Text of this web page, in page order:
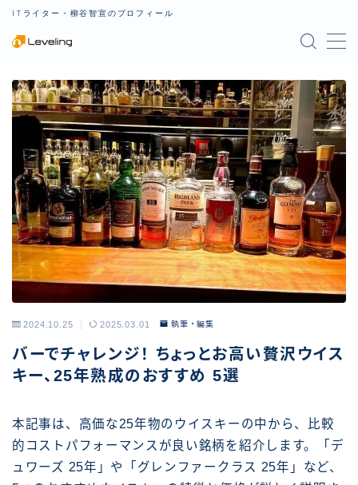
ITライター・柳谷智宣のプロフィール
プロフィール
記事一覧
お問い合わせ
2024.10.25 2025.03.01 執筆・編集
バーでチャレンジ！ ちょっとお高い贅沢ウイス
キー、25年熟成のおすすめ 5選
本記事は、高価な25年物のウイスキーの中から、比較
的コストパフォーマンスが良い銘柄を紹介します。「デ
ュワーズ 25年」や「グレンファークラス 25年」など、